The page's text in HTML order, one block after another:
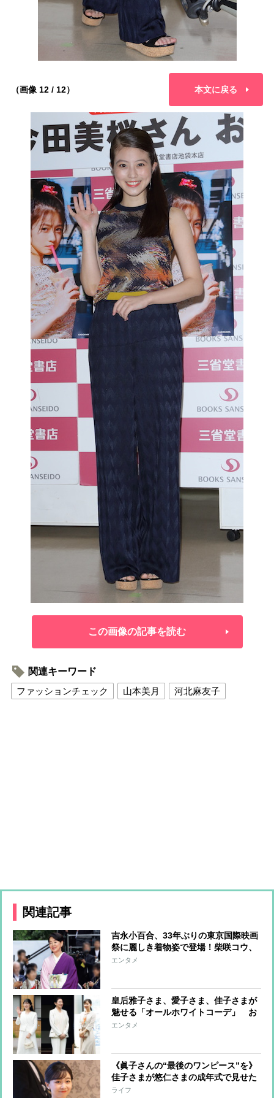
（画像 12 / 12） 本文に戻る
この画像の記事を読む
関連キーワード
ファッションチェック
山本美月 河北麻友子
関連記事
吉永小百合、33年ぶりの東京国際映画
祭に麗しき着物姿で登場！柴咲コウ、
満島ひかり、川口春奈らはハートポー
エンタメ
皇后雅子さま、愛子さま、佳子さまが
魅せる「オールホワイトコーデ」 お
しゃれに着こなすコツに注目
エンタメ
《眞子さんの“最後のワンピース”を》
佳子さまが悠仁さまの成年式で見せた
「お姉さまとともに」の思い
ライフ